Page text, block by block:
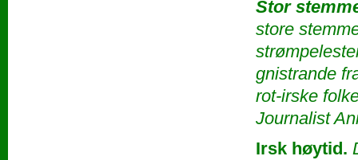
Stor
store
gnistrande
rot-irske
Journalist
Irsk høytid.